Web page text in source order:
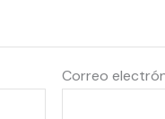
Correo